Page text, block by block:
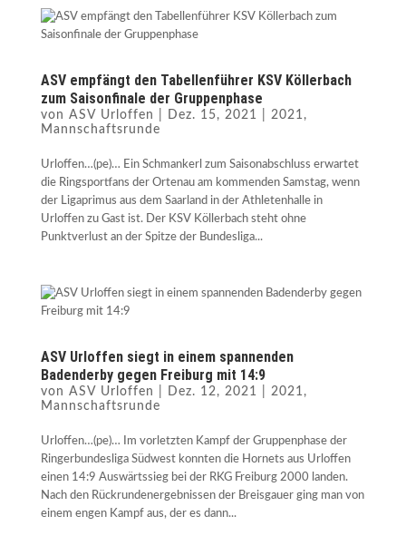
ASV empfängt den Tabellenführer KSV Köllerbach
zum Saisonfinale der Gruppenphase
von ASV Urloffen Dez. 15, 2021 2021 ,
Mannschaftsrunde
Urloffen…(pe)… Ein Schmankerl zum Saisonabschluss erwartet
die Ringsportfans der Ortenau am kommenden Samstag, wenn
der Ligaprimus aus dem Saarland in der Athletenhalle in
Urloffen zu Gast ist. Der KSV Köllerbach steht ohne
Punktverlust an der Spitze der Bundesliga...
ASV Urloffen siegt in einem spannenden
Badenderby gegen Freiburg mit 14:9
von ASV Urloffen Dez. 12, 2021 2021 ,
Mannschaftsrunde
Urloffen…(pe)… Im vorletzten Kampf der Gruppenphase der
Ringerbundesliga Südwest konnten die Hornets aus Urloffen
einen 14:9 Auswärtssieg bei der RKG Freiburg 2000 landen.
Nach den Rückrundenergebnissen der Breisgauer ging man von
einem engen Kampf aus, der es dann...